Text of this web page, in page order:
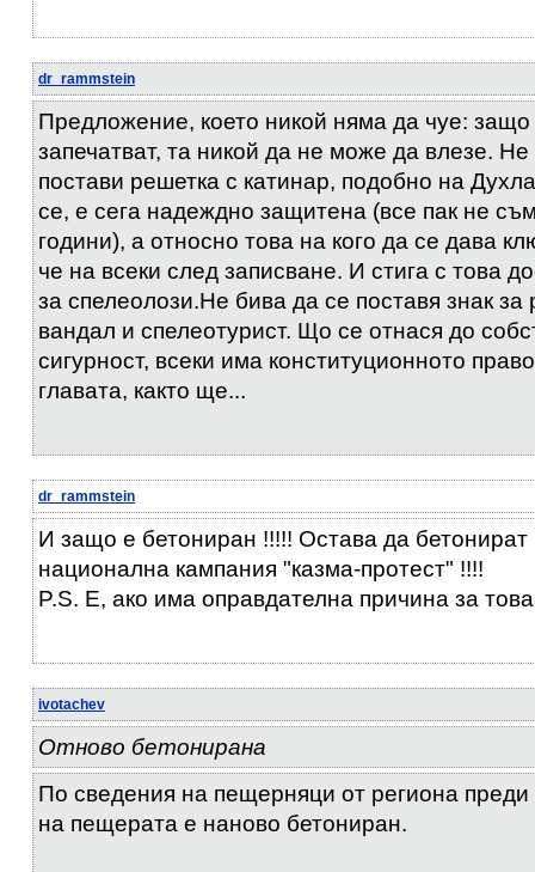
dr_rammstein
Предложение, което никой няма да чуе: защо
запечатват, та никой да не може да влезе.
постави решетка с катинар, подобно на
се, е сега надеждно защитена (все пак не
години), а относно това на кого да се дава
че на всеки след записване. И стига с това
за спелеолози.Не бива да се поставя знак за
вандал и спелеотурист. Що се отнася до
сигурност, всеки има конституционното
главата, както ще...
dr_rammstein
И защо е бетониран !!!!! Остава да бетонират
национална кампания "казма-протест" !!!!
P.S. Е, ако има оправдателна причина за
ivotachev
Отново бетонирана
По сведения на пещерняци от региона
на пещерата е наново бетониран.